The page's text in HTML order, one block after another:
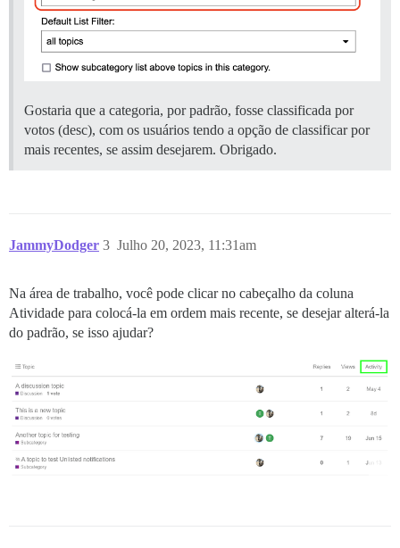
Gostaria que a categoria, por padrão, fosse classificada por
votos (desc), com os usuários tendo a opção de classificar por
mais recentes, se assim desejarem. Obrigado.
JammyDodger Julho 20, 2023, 11:31am
3
Na área de trabalho, você pode clicar no cabeçalho da coluna
Atividade para colocá-la em ordem mais recente, se desejar alterá-la
do padrão, se isso ajudar?